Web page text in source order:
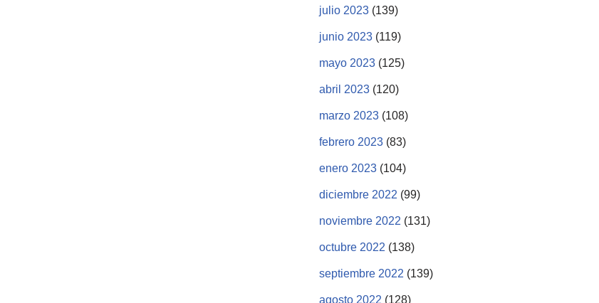
julio 2023 (139)
junio 2023 (119)
mayo 2023 (125)
abril 2023 (120)
marzo 2023 (108)
febrero 2023 (83)
enero 2023 (104)
diciembre 2022 (99)
noviembre 2022 (131)
octubre 2022 (138)
septiembre 2022 (139)
agosto 2022 (128)